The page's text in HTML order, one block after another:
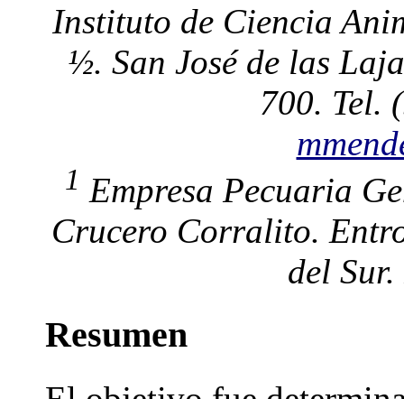
Instituto de Ciencia
½. San José de las
700. Tel.
1 Empresa Pecuaria
Crucero Corralito.
del
Resumen